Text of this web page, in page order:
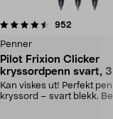
952
Penner
Pilot Frixion Clicker
kryssordpenn svart,
pakning
Kan viskes ut! Perfekt
kryssord – svart blekk.
3.5 av 5 stjerner